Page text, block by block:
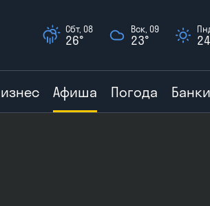
Сбт, 08
26°
Вск, 09
23°
Афиша Погода Банки